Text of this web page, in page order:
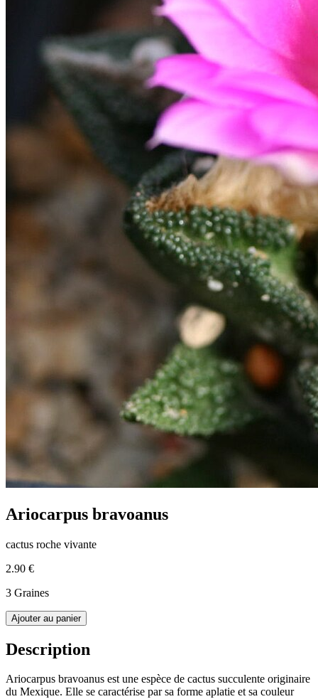
Ariocarpus bravoanus
cactus roche vivante
2.90 €
3 Graines
Ajouter au panier
Description
Ariocarpus bravoanus est une espèce de cactus succulente originaire
du Mexique. Elle se caractérise par sa forme aplatie et sa couleur